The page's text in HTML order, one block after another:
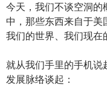
今天，我们不谈空洞的
中，那些东西来自于美
我们的世界、我们现在
就从我们手里的手机
发展脉络谈起：